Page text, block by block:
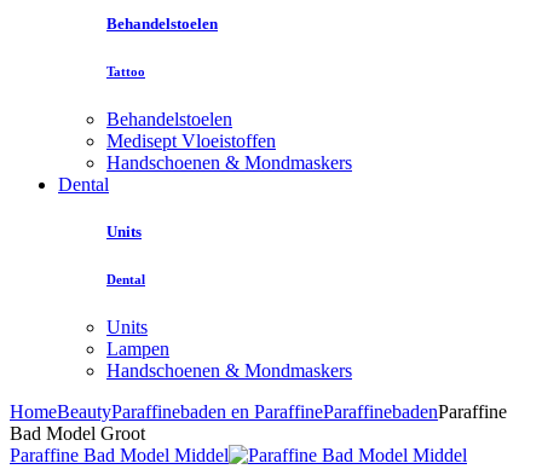
Behandelstoelen
Tattoo
Behandelstoelen
Medisept Vloeistoffen
Handschoenen & Mondmaskers
Dental
Units
Dental
Units
Lampen
Handschoenen & Mondmaskers
HomeBeautyParaffinebaden en ParaffineParaffinebadenParaffine
Bad Model Groot
Paraffine Bad Model Middel